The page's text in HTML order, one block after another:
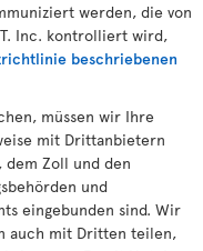
werden, die von
Inc. kontrolliert wird,
beschriebenen
müssen wir Ihre
mit Drittanbietern
Zoll und den
und
eingebunden sind. Wir
auch mit Dritten teilen,